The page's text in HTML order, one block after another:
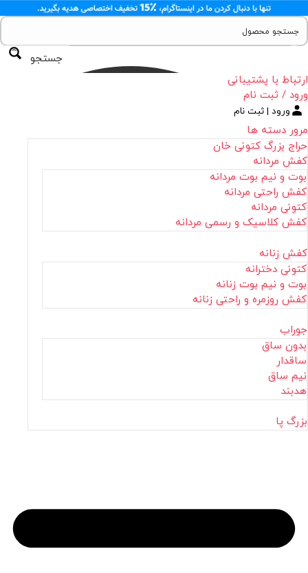
جستجو
ارتباط با پشتیبانی
ورود / ثبت نام
ورود | ثبت نام
مرور دسته ها
حراج بزرگ کتونی خان
کفش مردانه
بوت و نیم بوت مردانه
کفش راحتی مردانه
کتونی مردانه
کفش کلاسیک و رسمی مردانه
کفش زنانه
کتونی دخترانه
بوت و نیم بوت زنانه
کفش روزمره و راحتی زنانه
جوراب
بدون ساق
ساقدار
نیم ساق
هدبند
بزرگ پا